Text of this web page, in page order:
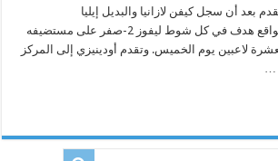
صفر
على
عشرة
لاعبين
من
بعد أن سجل كيفن لازانيا والبديل إيليا
نستوروفسكي هدفين بواقع هدف في كل شوط ليفوز 2-صفر على مستضيفه
لاعبين يوم الخميس. وتقدم أودينيزي إلى المركز